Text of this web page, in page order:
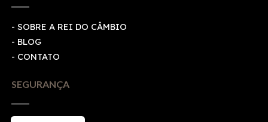
- SOBRE A REI DO CÂMBIO
- BLOG
- CONTATO
SEGURANÇA